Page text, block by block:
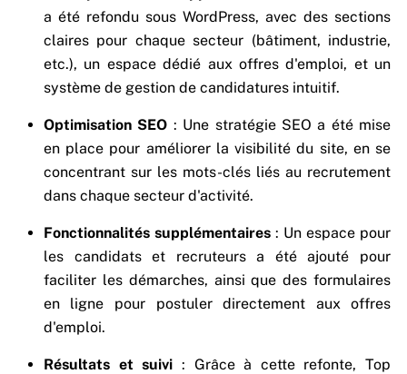
a été refondu sous WordPress, avec des sections
claires pour chaque secteur (bâtiment, industrie,
etc.), un espace dédié aux offres d'emploi, et un
système de gestion de candidatures intuitif.
Optimisation SEO : Une stratégie SEO a été mise
en place pour améliorer la visibilité du site, en se
concentrant sur les mots-clés liés au recrutement
dans chaque secteur d'activité.
Fonctionnalités supplémentaires: Un espace pour
les candidats et recruteurs a été ajouté pour
faciliter les démarches, ainsi que des formulaires
en ligne pour postuler directement aux offres
d'emploi.
Résultats et suivi : Grâce à cette refonte, Top